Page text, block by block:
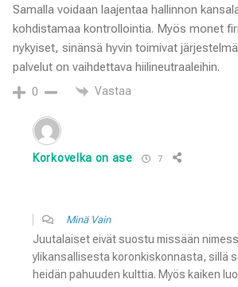
Samalla voidaan laajentaa hallinnon
kohdistamaa kontrollointia. Myös monet
nykyiset, sinänsä hyvin toimivat
palvelut on vaihdettava hiilineutraaleihin.
0 Vastaa
Korkovelka on ase 7
Minä Vain
Juutalaiset eivät suostu missään
ylikansallisesta koronkiskonnasta, sillä
heidän pahuuden kulttia. Myös kaiken